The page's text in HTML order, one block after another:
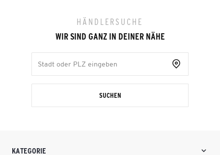
HÄNDLERSUCHE
WIR SIND GANZ IN DEINER NÄHE
SUCHEN
KATEGORIE